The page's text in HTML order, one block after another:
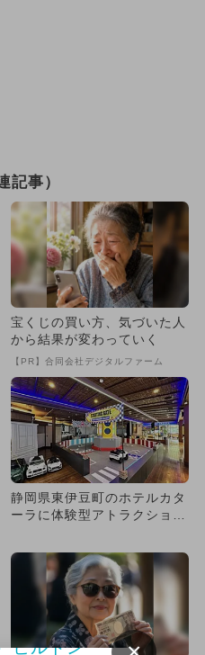
記事）
宝くじの買い方、気づいた人
から結果が変わっていく
【PR】合同会社デジタルファーム
静岡県東伊豆町のホテルカタ
ーラに体験型アトラクション
ン